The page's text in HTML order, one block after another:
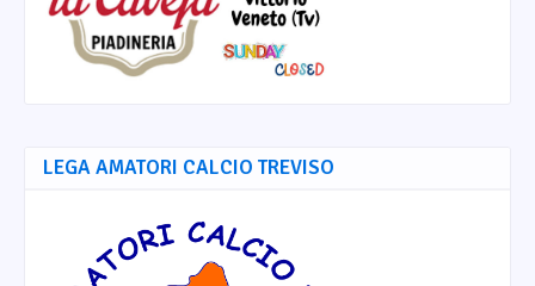
LEGA AMATORI CALCIO TREVISO